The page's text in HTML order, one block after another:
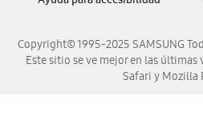
Copyright© 1995-2025 SAMSUNG
Este sitio se ve mejor en las últimas
Safari y Mozilla